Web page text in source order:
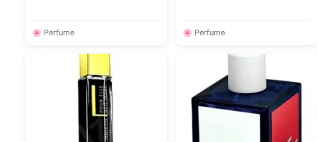
🌸 Perfume 🌸 Perfume